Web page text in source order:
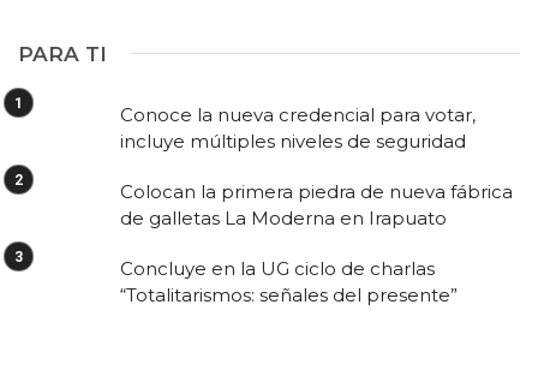
PARA TI
Conoce la nueva credencial para votar,
incluye múltiples niveles de seguridad
Colocan la primera piedra de nueva fábrica
de galletas La Moderna en Irapuato
Concluye en la UG ciclo de charlas
“Totalitarismos: señales del presente”